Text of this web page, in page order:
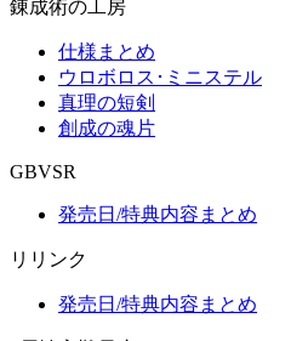
錬成術の工房
仕様まとめ
ウロボロス･ミニステル
真理の短剣
創成の魂片
GBVSR
発売日/特典内容まとめ
リリンク
発売日/特典内容まとめ